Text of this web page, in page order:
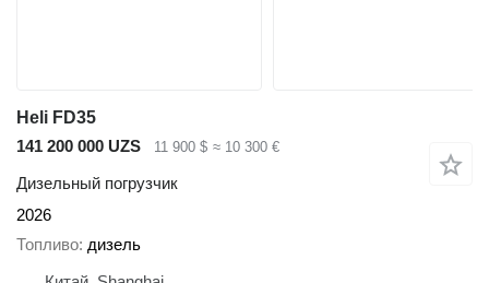
Heli FD35
141 200 000 UZS
11 900 $ ≈ 10 300 €
Дизельный погрузчик
2026
Топливо дизель